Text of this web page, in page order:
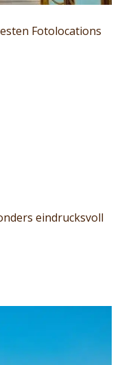
Fotolocations
eindrucksvoll